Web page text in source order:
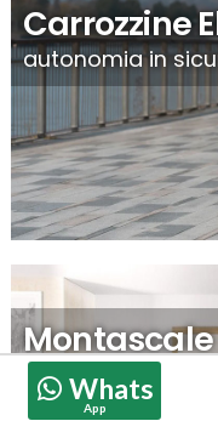
Carrozzine
autonomia in
Montascale
per salire e scendere
Whats
App